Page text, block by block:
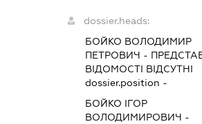
dossier.heads:
БОЙКО ВОЛОДИМИР
ПЕТРОВИЧ -
ВІДОМОСТІ ВІДСУТНІ
dossier.position -
БОЙКО ІГОР
ВОЛОДИМИРОВИЧ -